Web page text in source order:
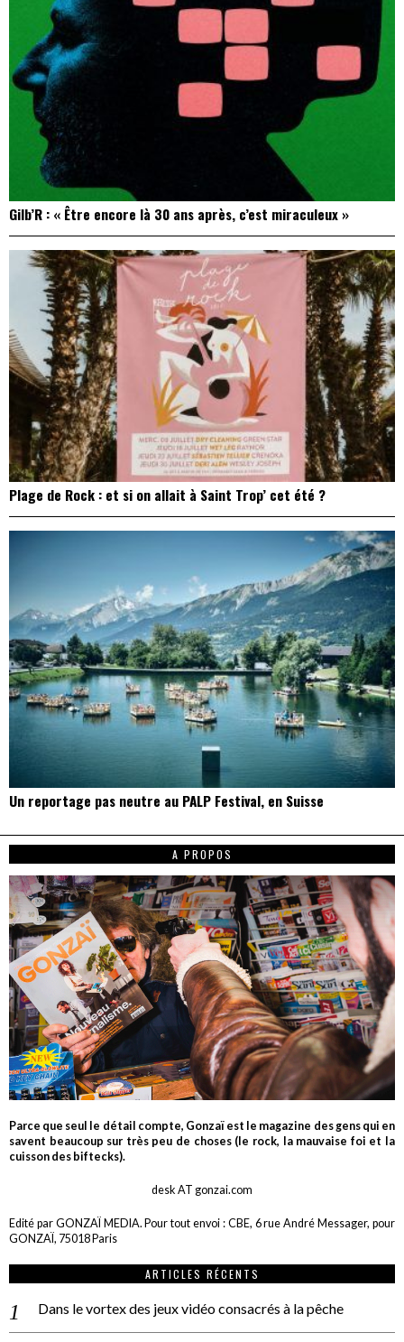
Gilb’R : « Être encore là 30 ans après, c’est miraculeux »
Plage de Rock : et si on allait à Saint Trop’ cet été ?
Un reportage pas neutre au PALP Festival, en Suisse
A PROPOS
Parce que seul le détail compte, Gonzaï est le magazine des gens qui en
savent beaucoup sur très peu de choses (le rock, la mauvaise foi et la
cuisson des biftecks).
desk AT gonzai.com
Edité par GONZAÏ MEDIA. Pour tout envoi : CBE, 6 rue André Messager, pour
GONZAÏ, 75018 Paris
ARTICLES RÉCENTS
Dans le vortex des jeux vidéo consacrés à la pêche